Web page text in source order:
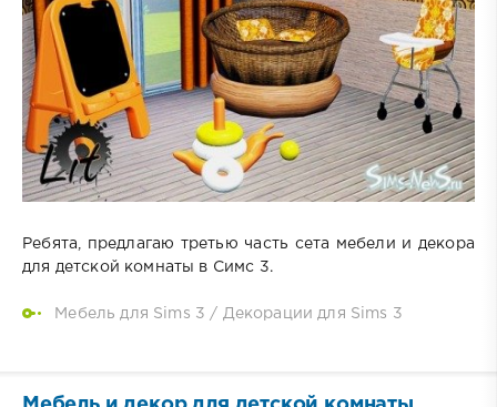
Ребята, предлагаю третью часть сета мебели и декора
для детской комнаты в Симс 3.
Мебель для Sims 3 / Декорации для Sims 3